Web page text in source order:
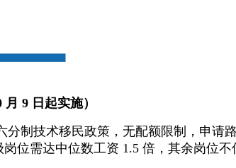
9 日起实施）
制技术移民政策，无配额限制，申请
位需达中位数工资 1.5 倍，其余岗位